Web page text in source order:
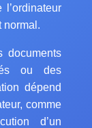
normal.
documents
ou des
dépend
comme
d’un